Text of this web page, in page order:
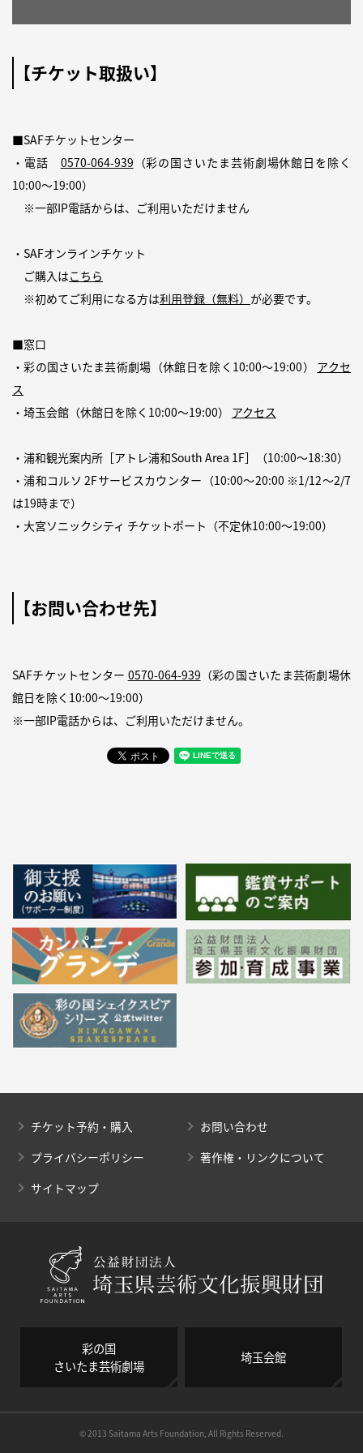
【チケット取扱い】
■SAFチケットセンター
・電話 0570-064-939 （彩の国さいたま芸術劇場休館日を除く
10:00〜19:00）
※一部IP電話からは、ご利用いただけません
・SAFオンラインチケット
ご購入はこちら
※初めてご利用になる方は利用登録（無料） が必要です。
■窓口
・彩の国さいたま芸術劇場（休館日を除く10:00〜19:00） アクセ
ス
・埼玉会館（休館日を除く10:00〜19:00） アクセス
・浦和観光案内所［アトレ浦和South Area 1F］（10:00〜18:30）
・浦和コルソ 2Fサービスカウンター（10:00〜20:00 ※1/12～2/7
は19時まで）
・大宮ソニックシティ チケットポート（不定休10:00〜19:00）
【お問い合わせ先】
SAFチケットセンター 0570-064-939 （彩の国さいたま芸術劇場休
館日を除く10:00〜19:00）
※一部IP電話からは、ご利用いただけません。
チケット予約・購入
お問い合わせ
プライバシーポリシー
著作権・リンクについて
サイトマップ
彩の国
さいたま芸術劇場
埼玉会館
© 2013 Saitama Arts Foundation, All Rights Reserved.